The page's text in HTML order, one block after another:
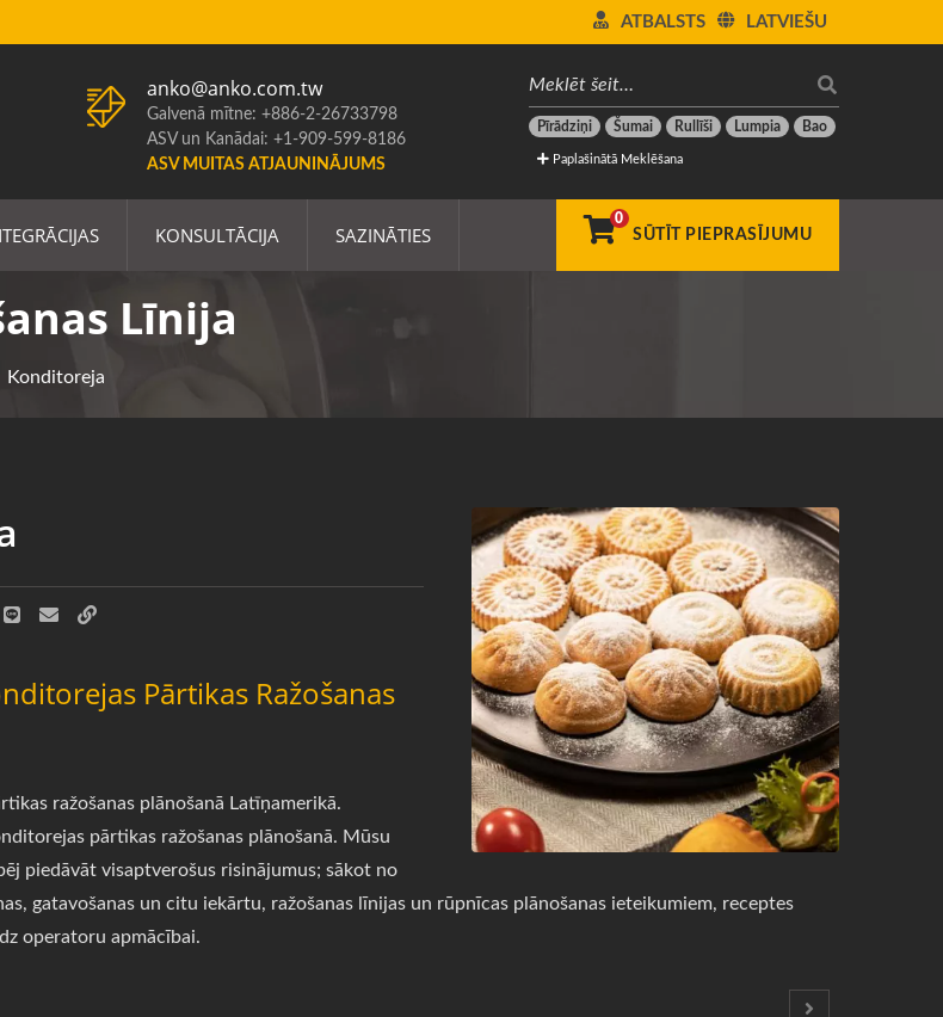
LATVIEŠU
ATBALSTS
Pīrādziņi Šumai Rullīši Lumpia Bao
Paplašinātā Meklēšana
anko@anko.com.tw
Galvenā mītne: +886-2-26733798
ASV un Kanādai: +1-909-599-8186
ASV MUITAS ATJAUNINĀJUMS
KONSULTĀCIJA SAZINĀTIES
0
SŪTĪT PIEPRASĪJUMU
Līnija
Konditoreja
Pārtikas Ražošanas
ražošanas plānošanā Latīņamerikā.
pārtikas ražošanas plānošanā. Mūsu
piedāvāt visaptverošus risinājumus; sākot no
gatavošanas un citu iekārtu, ražošanas līnijas un rūpnīcas plānošanas ieteikumiem, receptes
operatoru apmācībai.